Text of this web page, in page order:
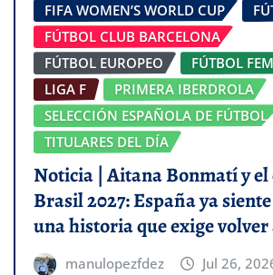
FIFA WOMEN’S WORLD CUP
FÚTBOL CLUB BARCELONA
FÚTBOL EUROPEO
FÚTBOL
LIGA F
PRIMERA IBERDROLA
SELECCIÓN ESPAÑOLA DE FÚTBOL
TITULARES DEL DÍA
Noticia | Aitana Bonmatí y el
Brasil 2027: España ya
una historia que exige
manulopezfdez Jul 26,